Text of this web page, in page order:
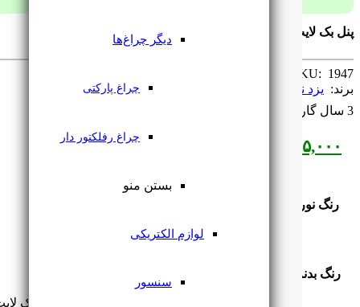
دیگر چراغ‌ها
چراغ پارکتی
چراغ رفلکتور دار
بستن منو
لوازم الکتریکی
سنسور
پنل بک لایت 60 در 60 توکار 80 وات سری اورانوس یزدنور
SKU: ‌ 1947
برند: ‌ یزد نور
3 سال گارانتی
۲,۸۹۵,۰۰۰
رنگ نور
رنگ بدنه
پنل بک لایت 60 در 60 توکار 80 وات سری اورانوس